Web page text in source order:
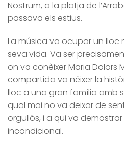
Nostrum, a la platja de
passava els estius.
La música va ocupar un lloc
seva vida. Va ser
on va conèixer Maria Dolors
compartida va néixer la
lloc a una gran família amb
qual mai no va deixar de
orgullós, i a qui va
incondicional.